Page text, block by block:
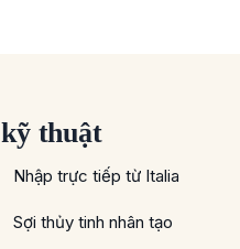
thuật
Nhập trực tiếp từ Italia
Sợi thủy tinh nhân tạo